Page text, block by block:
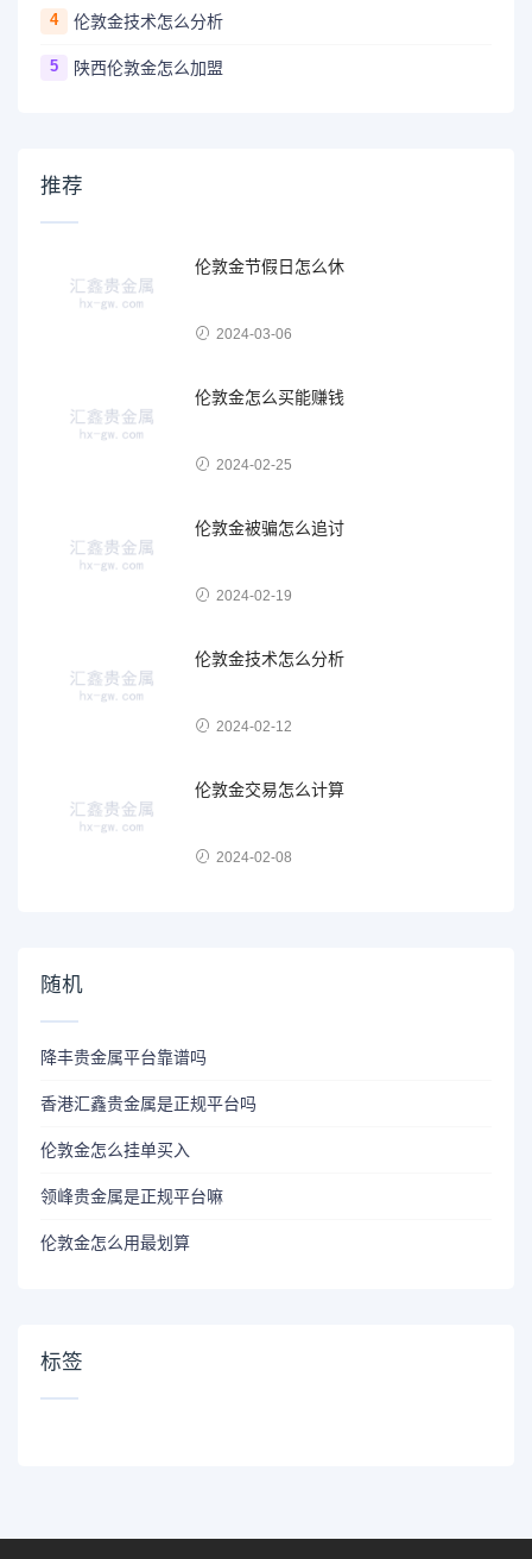
4 伦敦金技术怎么分析
5 陕西伦敦金怎么加盟
推荐
伦敦金节假日怎么休
2024-03-06
伦敦金怎么买能赚钱
2024-02-25
伦敦金被骗怎么追讨
2024-02-19
伦敦金技术怎么分析
2024-02-12
伦敦金交易怎么计算
2024-02-08
随机
降丰贵金属平台靠谱吗
香港汇鑫贵金属是正规平台吗
伦敦金怎么挂单买入
领峰贵金属是正规平台嘛
伦敦金怎么用最划算
标签